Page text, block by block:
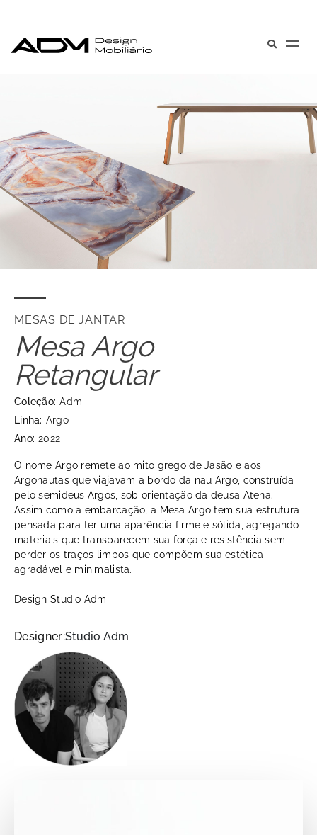
MESAS DE JANTAR
Mesa Argo
Retangular
Coleção: Adm
Linha: Argo
Ano: 2022
O nome Argo remete ao mito grego de Jasão e aos
Argonautas que viajavam a bordo da nau Argo, construída
pelo semideus Argos, sob orientação da deusa Atena.
Assim como a embarcação, a Mesa Argo tem sua estrutura
pensada para ter uma aparência firme e sólida, agregando
materiais que transparecem sua força e resistência sem
perder os traços limpos que compõem sua estética
agradável e minimalista.
Design Studio Adm
Designer:Studio Adm